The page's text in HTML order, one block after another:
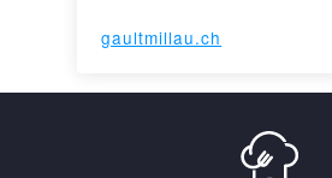
gaultmillau.ch